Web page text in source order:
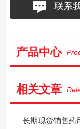
联系
产品中心
相关文章
长期现货销售药